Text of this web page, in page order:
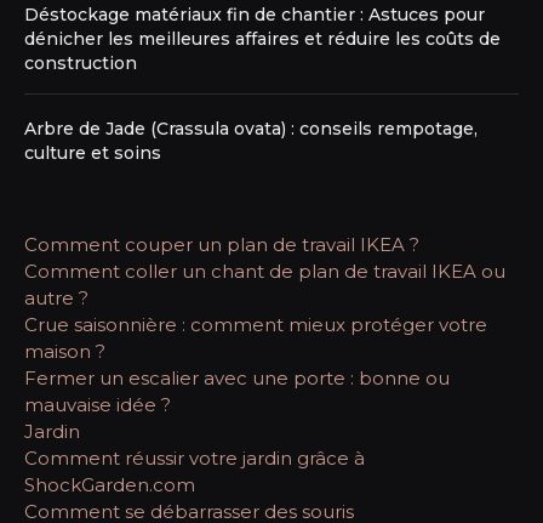
Déstockage matériaux fin de chantier : Astuces pour
dénicher les meilleures affaires et réduire les coûts de
construction
Arbre de Jade (Crassula ovata) : conseils rempotage,
culture et soins
Comment couper un plan de travail IKEA ?
Comment coller un chant de plan de travail IKEA ou
autre ?
Crue saisonnière : comment mieux protéger votre
maison ?
Fermer un escalier avec une porte : bonne ou
mauvaise idée ?
Jardin
Comment réussir votre jardin grâce à
ShockGarden.com
Comment se débarrasser des souris